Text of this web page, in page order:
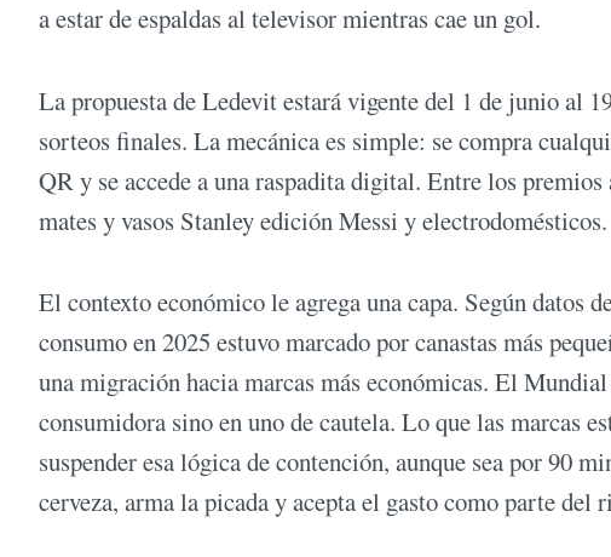
a estar de espaldas al televisor mientras cae un gol.
La propuesta de Ledevit estará vigente del 1 de junio al
sorteos finales. La mecánica es simple: se compra
QR y se accede a una raspadita digital. Entre los
mates y vasos Stanley edición Messi y electrodomésticos.
El contexto económico le agrega una capa. Según datos
consumo en 2025 estuvo marcado por canastas más
una migración hacia marcas más económicas. El
consumidora sino en uno de cautela. Lo que las marcas
suspender esa lógica de contención, aunque sea por 90
cerveza, arma la picada y acepta el gasto como parte del